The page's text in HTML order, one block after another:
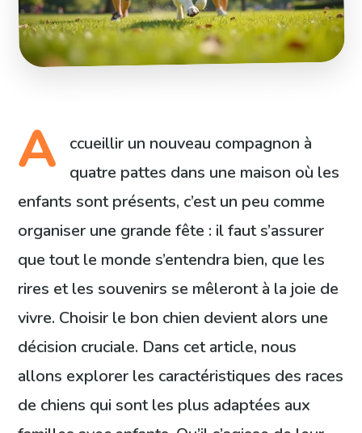
A
ccueillir un nouveau compagnon à
quatre pattes dans une maison où les
enfants sont présents, c’est un peu comme
organiser une grande fête : il faut s’assurer
que tout le monde s’entendra bien, que les
rires et les souvenirs se mêleront à la joie de
vivre. Choisir le bon chien devient alors une
décision cruciale. Dans cet article, nous
allons explorer les caractéristiques des races
de chiens qui sont les plus adaptées aux